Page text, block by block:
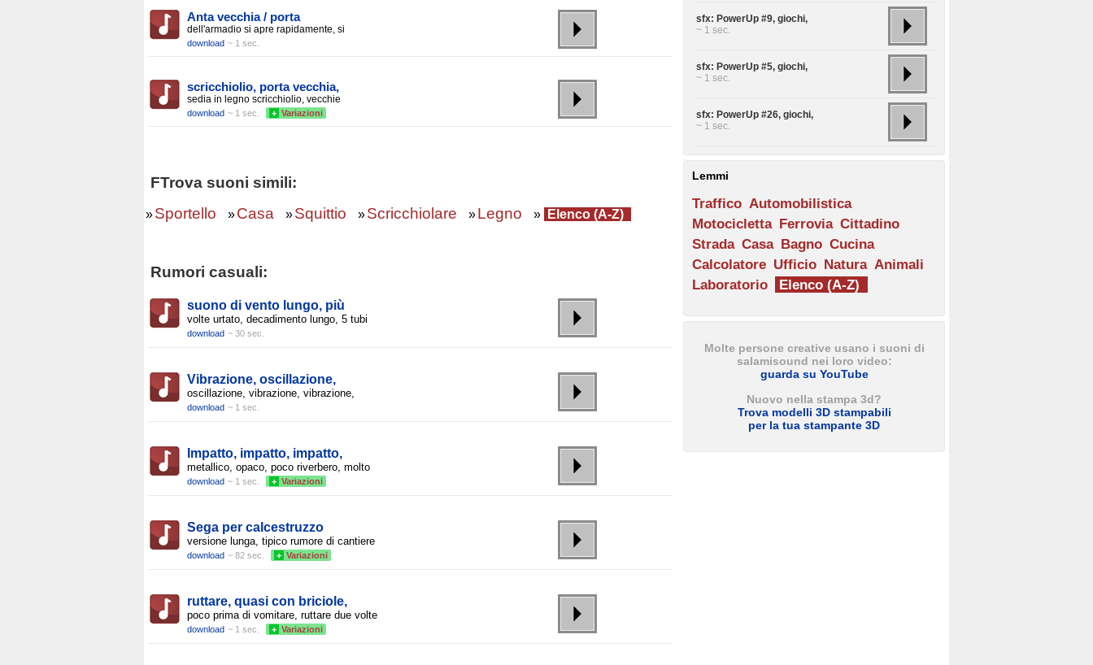
Anta vecchia / porta
dell'armadio si apre rapidamente, si
download ~ 1 sec.
scricchiolio, porta vecchia,
sedia in legno scricchiolio, vecchie
download ~ 1 sec. + Variazioni
FTrova suoni simili:
»Sportello »Casa »Squittio »Scricchiolare »Legno » Elenco (A-Z)
Rumori casuali:
suono di vento lungo, più
volte urtato, decadimento lungo, 5 tubi
download ~ 30 sec.
Vibrazione, oscillazione,
oscillazione, vibrazione, vibrazione,
download ~ 1 sec.
Impatto, impatto, impatto,
metallico, opaco, poco riverbero, molto
download ~ 1 sec. + Variazioni
Sega per calcestruzzo
versione lunga, tipico rumore di cantiere
download ~ 82 sec. + Variazioni
ruttare, quasi con briciole,
poco prima di vomitare, ruttare due volte
download ~ 1 sec. + Variazioni
sfx: PowerUp #9, giochi,
~ 1 sec.
sfx: PowerUp #5, giochi,
~ 1 sec.
sfx: PowerUp #26, giochi,
~ 1 sec.
Lemmi
Traffico Automobilistica
Motocicletta Ferrovia Cittadino
Strada Casa Bagno Cucina
Calcolatore Ufficio Natura Animali
Laboratorio
Elenco (A-Z)
Molte persone creative usano i suoni di
salamisound nei loro video:
guarda su YouTube
Nuovo nella stampa 3d?
Trova modelli 3D stampabili
per la tua stampante 3D